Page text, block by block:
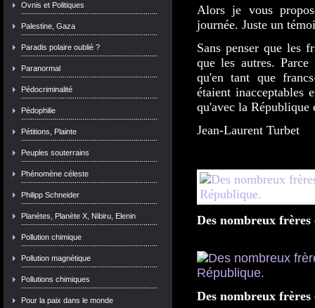
Ovnis et Politiques
Palestine, Gaza
Paradis polaire oublié ?
Paranormal
Pédocriminalité
Pédophilie
Pétitions, Plainte
Peuples souterrains
Phénomène céleste
Philipp Schneider
Planètes, Planète X, Nibiru, Elenin
Pollution chimique
Pollution magnétique
Pollutions chimiques
Pour la paix dans le monde
Alors je vous
journée. Juste un
Sans penser que les
que les autres.
qu'en tant que
étaient inacceptables
qu'avec la République
Jean-Laurent Turbet
Des nombreux
Des nombreux